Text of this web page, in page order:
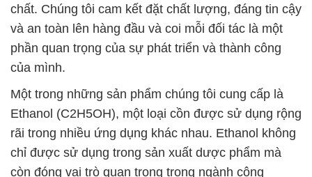
Một trong những sản phẩm chúng tôi cung cấp là
Ethanol (C2H5OH), một loại cồn được sử dụng rộng
rãi trong nhiều ứng dụng khác nhau. Ethanol không
chỉ được sử dụng trong sản xuất dược phẩm mà
còn đóng vai trò quan trọng trong ngành công
nghiệp năng lượng tái tạo. Chúng tôi cam kết cung
cấp Ethanol chất lượng cao để đáp ứng nhu cầu đa
dạng của khách hàng.
Chúng tôi không chỉ cung cấp Ethanol mà còn cung